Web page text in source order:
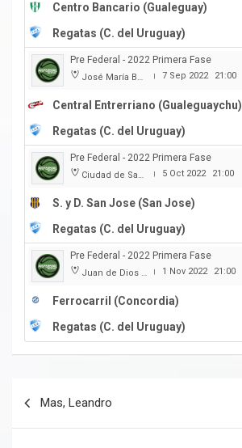
Centro Bancario (Gualeguay)
Regatas (C. del Uruguay)
Pre Federal - 2022 Primera Fase
José María Bertora | 7 Sep 2022 21:00
Central Entrerriano (Gualeguaychu)
Regatas (C. del Uruguay)
Pre Federal - 2022 Primera Fase
Ciudad de San Jose | 5 Oct 2022 21:00
S. y D. San Jose (San Jose)
Regatas (C. del Uruguay)
Pre Federal - 2022 Primera Fase
Juan de Dios Obregon | 1 Nov 2022 21:00
Ferrocarril (Concordia)
Regatas (C. del Uruguay)
Mas, Leandro